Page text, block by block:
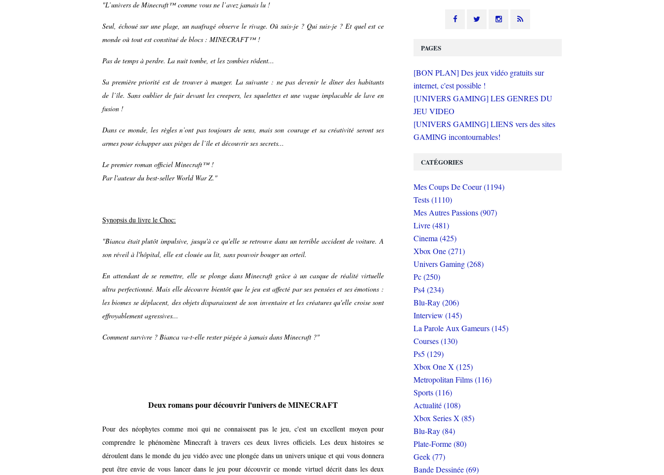
"L’univers de Minecraft™ comme vous ne l’avez jamais lu !
Seul, échoué sur une plage, un naufragé observe le rivage. Où suis-je ? Qui suis-je ? Et quel est ce
monde où tout est constitué de blocs : MINECRAFT™ !
Pas de temps à perdre. La nuit tombe, et les zombies rôdent...
Sa première priorité est de trouver à manger. La suivante : ne pas devenir le dîner des habitants
de l’île. Sans oublier de fuir devant les creepers, les squelettes et une vague implacable de lave en
fusion !
Dans ce monde, les règles n’ont pas toujours de sens, mais son courage et sa créativité seront ses
armes pour échapper aux pièges de l’île et découvrir ses secrets...
Le premier roman officiel Minecraft™ !
Par l'auteur du best-seller World War Z."
Synopsis du livre le Choc:
"Bianca était plutôt impulsive, jusqu'à ce qu'elle se retrouve dans un terrible accident de voiture. A
son réveil à l'hôpital, elle est clouée au lit, sans pouvoir bouger un orteil.
En attendant de se remettre, elle se plonge dans Minecraft grâce à un casque de réalité virtuelle
ultra perfectionné. Mais elle découvre bientôt que le jeu est affecté par ses pensées et ses émotions :
les biomes se déplacent, des objets disparaissent de son inventaire et les créatures qu'elle croise sont
effroyablement agressives...
Comment survivre ? Bianca va-t-elle rester piégée à jamais dans Minecraft ?"
Deux romans pour découvrir l'univers de MINECRAFT
Pour des néophytes comme moi qui ne connaissent pas le jeu, c'est un excellent moyen pour
comprendre le phénomène Minecraft à travers ces deux livres officiels. Les deux histoires se
déroulent dans le monde du jeu vidéo avec une plongée dans un univers unique et qui vous donnera
peut être envie de vous lancer dans le jeu pour découvrir ce monde virtuel décrit dans les deux
PAGES
[BON PLAN] Des jeux vidéo gratuits sur
internet, c'est possible !
[UNIVERS GAMING] LES GENRES DU
JEU VIDEO
[UNIVERS GAMING] LIENS vers des sites
GAMING incontournables!
CATÉGORIES
Mes Coups De Coeur (1194)
Tests (1110)
Mes Autres Passions (907)
Livre (481)
Cinema (425)
Xbox One (271)
Univers Gaming (268)
Pc (250)
Ps4 (234)
Blu-Ray (206)
Interview (145)
La Parole Aux Gameurs (145)
Courses (130)
Ps5 (129)
Xbox One X (125)
Metropolitan Films (116)
Sports (116)
Actualité (108)
Xbox Series X (85)
Blu-Ray (84)
Plate-Forme (80)
Geek (77)
Bande Dessinée (69)